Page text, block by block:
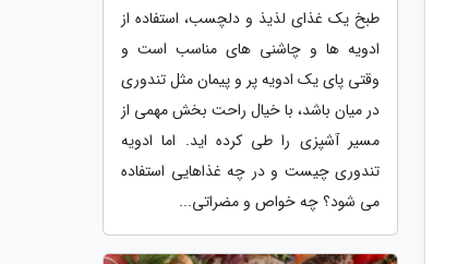
طبخ یک غذای لذیذ و دلچسب، استفاده از
ادویه ها و چاشنی های مناسب است و
وقتی پای یک ادویه پر و پیمان مثل تندوری
در میان باشد، با خیال راحت بخش مهمی از
مسیر آشپزی را طی کرده اید. اما ادویه
تندوری چیست و در چه غذاهایی استفاده
می شود؟ چه خواص و مضراتی...